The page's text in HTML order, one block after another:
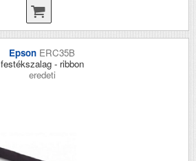
Epson ERC35B
festékszalag - ribbon
eredeti